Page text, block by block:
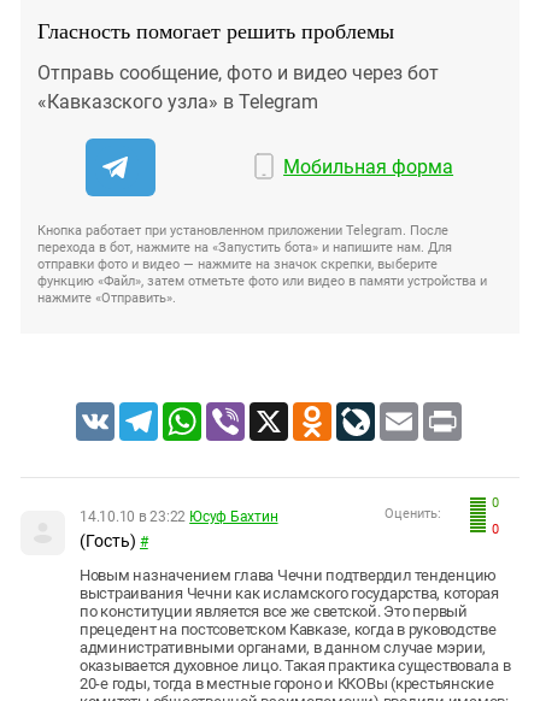
Гласность помогает решить проблемы
Отправь сообщение, фото и видео через бот
«Кавказского узла» в Telegram
Мобильная форма
Кнопка работает при установленном приложении Telegram. После
перехода в бот, нажмите на «Запустить бота» и напишите нам. Для
отправки фото и видео — нажмите на значок скрепки, выберите
функцию «Файл», затем отметьте фото или видео в памяти устройства и
нажмите «Отправить».
VK TelegramWhatsApp
Viber X Odnoklassniki
LiveJournal
Email Print
0
0
Оценить:
14.10.10 в 23:22 Юсуф Бахтин
(Гость) #
Новым назначением глава Чечни подтвердил тенденцию
выстраивания Чечни как исламского государства, которая
по конституции является все же светской. Это первый
прецедент на постсоветском Кавказе, когда в руководстве
административными органами, в данном случае мэрии,
оказывается духовное лицо. Такая практика существовала в
20-е годы, тогда в местные гороно и ККОВы (крестьянские